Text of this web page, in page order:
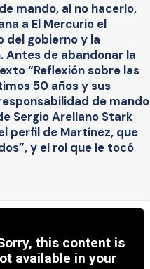
mando, al no hacerlo,
a El Mercurio el
del gobierno y la
Antes de abandonar la
“Reflexión sobre las
50 años y sus
de mando
Sergio Arellano Stark
perfil de Martínez, que
y el rol que le tocó